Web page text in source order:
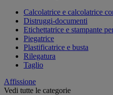
Calcolatrice e calcolatrice
Distruggi-documenti
Etichettatrice e stampante
Piegatrice
Plastificatrice e busta
Rilegatura
Taglio
Affissione
Vedi tutte le categorie